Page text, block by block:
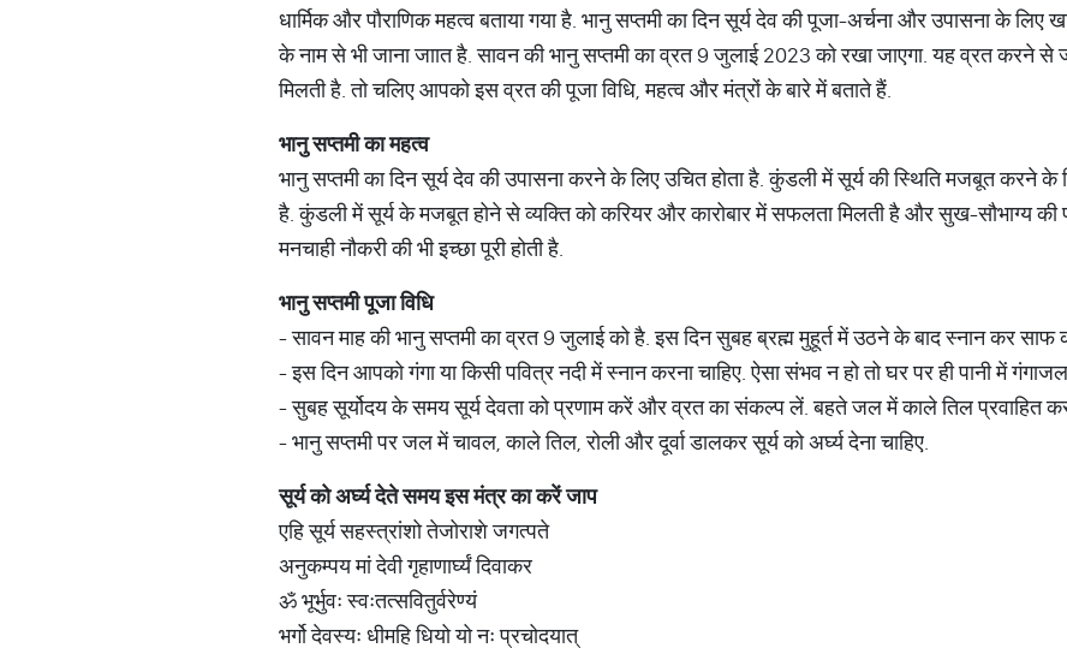
धार्मिक और पौराणिक महत्व बताया गया है. भानु सप्तमी का दिन सूर्य देव की पूजा-अर्चना और उपासना के लिए
के नाम से भी जाना जाात है. सावन की भानु सप्तमी का व्रत 9 जुलाई 2023 को रखा जाएगा. यह व्रत करने से
मिलती है. तो चलिए आपको इस व्रत की पूजा विधि, महत्व और मंत्रों के बारे में बताते हैं.
भानु सप्तमी का महत्व
भानु सप्तमी का दिन सूर्य देव की उपासना करने के लिए उचित होता है. कुंडली में सूर्य की स्थिति मजबूत करने के
है. कुंडली में सूर्य के मजबूत होने से व्यक्ति को करियर और कारोबार में सफलता मिलती है और सुख-सौभाग्य की
मनचाही नौकरी की भी इच्छा पूरी होती है.
भानु सप्तमी पूजा विधि
- सावन माह की भानु सप्तमी का व्रत 9 जुलाई को है. इस दिन सुबह ब्रह्म मुहूर्त में उठने के बाद स्नान कर
- इस दिन आपको गंगा या किसी पवित्र नदी में स्नान करना चाहिए. ऐसा संभव न हो तो घर पर ही पानी में
- सुबह सूर्योदय के समय सूर्य देवता को प्रणाम करें और व्रत का संकल्प लें. बहते जल में काले तिल प्रवाहित
- भानु सप्तमी पर जल में चावल, काले तिल, रोली और दूर्वा डालकर सूर्य को अर्घ्य देना चाहिए.
सूर्य को अर्घ्य देते समय इस मंत्र का करें जाप
एहि सूर्य सहस्त्रांशो तेजोराशे जगत्पते
अनुकम्पय मां देवी गृहाणा‌र्घ्यं दिवाकर
ॐ भूर्भुवः स्वःतत्सवितुर्वरेण्यं
भर्गो देवस्यः धीमहि धियो यो नः प्रचोदयात्